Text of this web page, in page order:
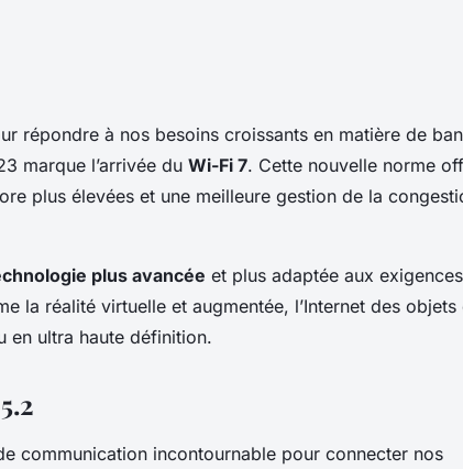
répondre à nos besoins croissants en matière de
marque l’arrivée du Wi-Fi 7. Cette nouvelle norme
plus élevées et une meilleure gestion de la
plus avancée et plus adaptée aux
la réalité virtuelle et augmentée, l’Internet des objets
en ultra haute définition.
communication incontournable pour connecter nos